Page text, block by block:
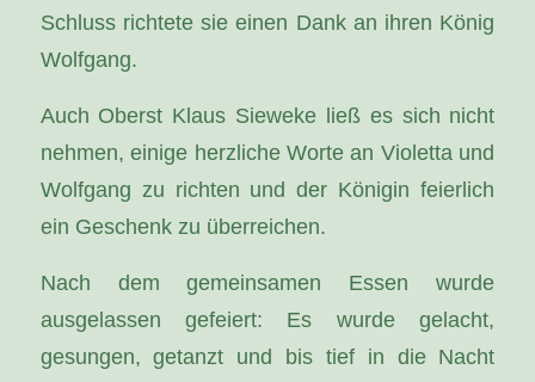
Schluss richtete sie einen Dank an ihren König
Wolfgang.
Auch Oberst Klaus Sieweke ließ es sich nicht
nehmen, einige herzliche Worte an Violetta und
Wolfgang zu richten und der Königin feierlich
ein Geschenk zu überreichen.
Nach dem gemeinsamen Essen wurde
ausgelassen gefeiert: Es wurde gelacht,
gesungen, getanzt und bis tief in die Nacht